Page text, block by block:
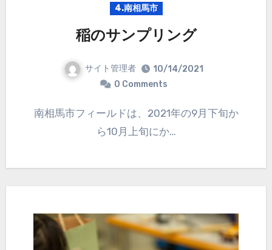
4.南相馬市
稲のサンプリング
サイト管理者
10/14/2021
0 Comments
南相馬市フィールドは、2021年の9月下旬か
ら10月上旬にか…